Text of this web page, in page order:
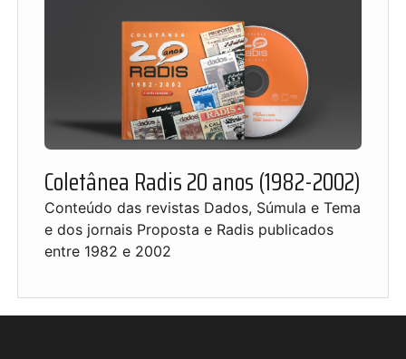
Coletânea Radis 20 anos (1982-2002)
Conteúdo das revistas Dados, Súmula e Tema
e dos jornais Proposta e Radis publicados
entre 1982 e 2002